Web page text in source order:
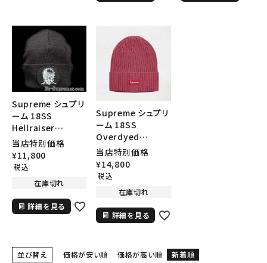
Supreme シュプリ
ーム 18SS
Hellraiser
Beanie ヘルレイザ
ービーニー ブラッ
ク
当店特別価格
¥11,800
税込
在庫切れ
詳細を見る
Supreme シュプリ
ーム 18SS
Overdyed
Ribbed Beanie オ
ーバーダイドリブド
ビーニー ウォッシ
当店特別価格
¥14,800
税込
在庫切れ
詳細を見る
並び替え 価格が安い順 価格が高い順 新着順